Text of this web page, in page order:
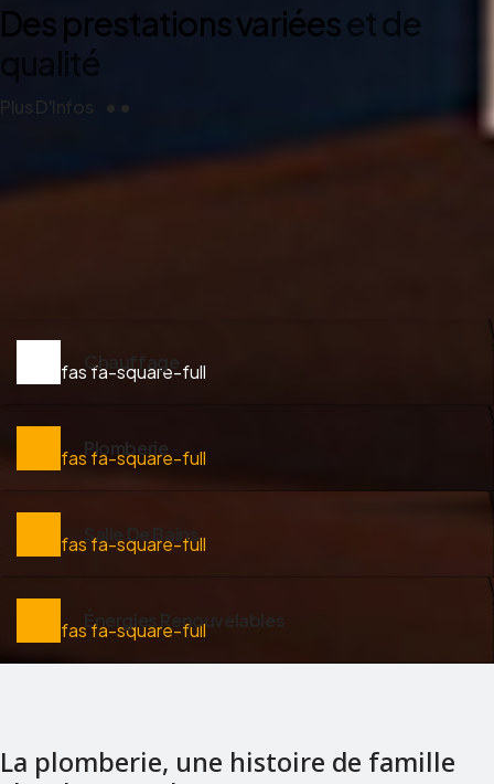
Des prestations variéeset de
Plus D'Infos
fas fa-square-full
Chauffage
fas fa-square-full
Plomberie
fas fa-square-full
Salle De Bains
fas fa-square-full
Énergies Renouvelables
La plomberie, une histoire de famille